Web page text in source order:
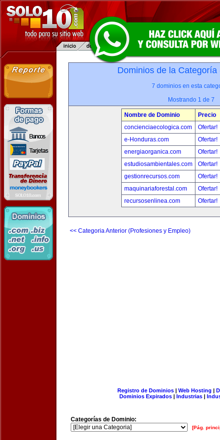
Dominios de la
7 dominios en esta
Mostrando 1 de 7
Nombre de Dominio
Precio
concienciaecologica.com
Ofertar!
e-Honduras.com
Ofertar!
energiaorganica.com
Ofertar!
estudiosambientales.com
Ofertar!
gestionrecursos.com
Ofertar!
maquinariaforestal.com
Ofertar!
recursosenlinea.com
Ofertar!
<< Categoria Anterior (Profesiones y Empleo)
Registro de Dominios| Web Hosting |
Dominios Expirados | Industrias |
Categorías de Dominio:
[Pág.